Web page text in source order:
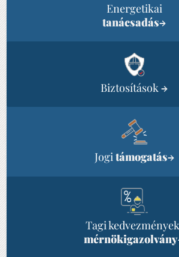
Energetikai
tanácsadás→
Biztosítások→
Jogitámogatás→
Tagi
mérnökigazolvány